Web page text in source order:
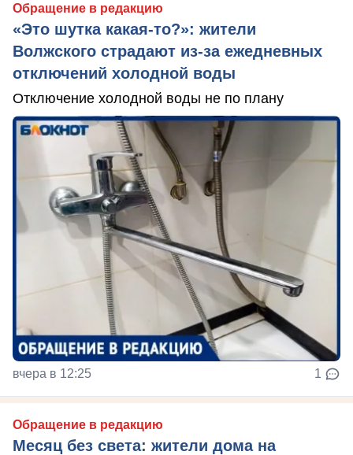
Обращение в редакцию
«Это шутка какая-то?»: жители
Волжского страдают из‑за ежедневных
отключений холодной воды
Отключение холодной воды не по плану
вчера в 12:25 1
Обращение в редакцию
Месяц без света: жители дома на